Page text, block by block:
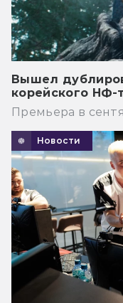
Вышел
корейского НФ-
Премьера в
Новости